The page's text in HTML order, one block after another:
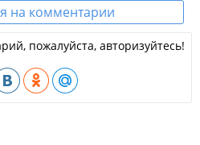
на комментарии
пожалуйста, авторизуйтесь!